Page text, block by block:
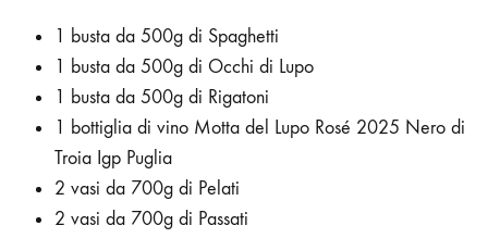
1 busta da 500g di Spaghetti
1 busta da 500g di Occhi di Lupo
1 busta da 500g di Rigatoni
1 bottiglia di vino Motta del Lupo Rosé 2025 Nero di
Troia Igp Puglia
2 vasi da 700g di Pelati
2 vasi da 700g di Passati